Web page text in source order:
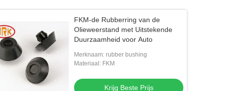
Fabriek OEM Hoge sterkte weerstand
N7001NQ NBR O Ring voor
gastoepassing
Krijg Beste Prijs
video
De duurzame Doos van de O-
NBR 70 de ZwarteKrijg Beste Prijs
FKM-de Rubberring van de
Olieweerstand met Uitstekende
Duurzaamheid voor Auto
Merknaam: rubber bushing
Materiaal: FKM
Krijg Beste Prijs